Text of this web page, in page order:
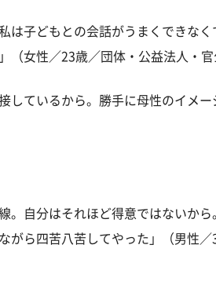
は子どもとの会話がうまくできなく
（女性／23歳／団体・公益法人・官
しているから。勝手に母性のイメー
。自分はそれほど得意ではないから
がら四苦八苦してやった」（男性／